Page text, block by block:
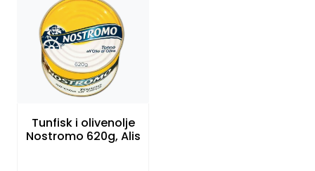
Tunfisk i olivenolje
Nostromo 620g, Alis